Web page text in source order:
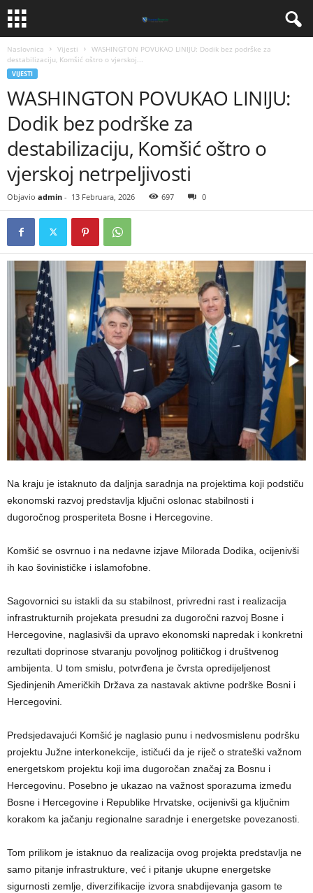
Naslovnica Vijesti
WASHINGTON POVUKAO LINIJU: Dodik bez podrške za
destabilizaciju, Komšić oštro o vjerskoj...
VIJESTI
WASHINGTON POVUKAO LINIJU:
Dodik bez podrške za
destabilizaciju, Komšić oštro o
vjerskoj netrpeljivosti
Objavio admin - 13 Februara, 2026 697 0
Na kraju je istaknuto da daljnja saradnja na projektima koji podstiču
ekonomski razvoj predstavlja ključni oslonac stabilnosti i
dugoročnog prosperiteta Bosne i Hercegovine.
Komšić se osvrnuo i na nedavne izjave Milorada Dodika, ocijenivši
ih kao šovinističke i islamofobne.
Sagovornici su istakli da su stabilnost, privredni rast i realizacija
infrastrukturnih projekata presudni za dugoročni razvoj Bosne i
Hercegovine, naglasivši da upravo ekonomski napredak i konkretni
rezultati doprinose stvaranju povoljnog političkog i društvenog
ambijenta. U tom smislu, potvrđena je čvrsta opredijeljenost
Sjedinjenih Američkih Država za nastavak aktivne podrške Bosni i
Hercegovini.
Predsjedavajući Komšić je naglasio punu i nedvosmislenu podršku
projektu Južne interkonekcije, ističući da je riječ o strateški važnom
energetskom projektu koji ima dugoročan značaj za Bosnu i
Hercegovinu. Posebno je ukazao na važnost sporazuma između
Bosne i Hercegovine i Republike Hrvatske, ocijenivši ga ključnim
korakom ka jačanju regionalne saradnje i energetske povezanosti.
Tom prilikom je istaknuo da realizacija ovog projekta predstavlja ne
samo pitanje infrastrukture, već i pitanje ukupne energetske
sigurnosti zemlje, diverzifikacije izvora snabdijevanja gasom te